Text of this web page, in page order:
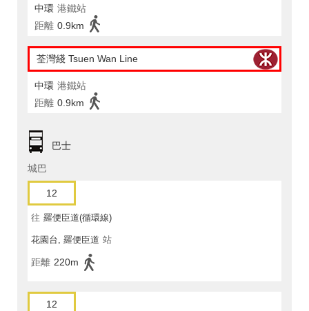
中環 港鐵站
距離 0.9km
荃灣綫 Tsuen Wan Line
中環 港鐵站
距離 0.9km
巴士
城巴
12
往 羅便臣道(循環線)
花園台, 羅便臣道 站
距離 220m
12